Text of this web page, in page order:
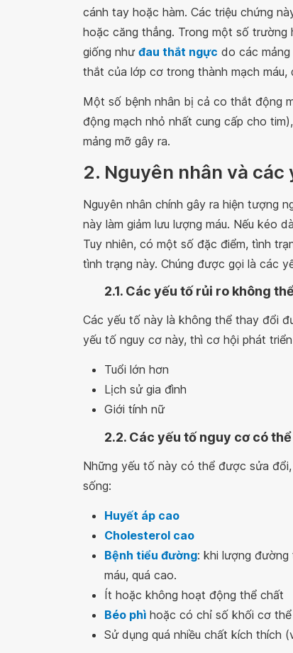
cánh tay hoặc hàm. Các triệu chứng
hoặc căng thẳng. Trong một số trường
giống như đau thắt ngực do các
thắt của lớp cơ trong thành mạch
Một số bệnh nhân bị cả co thắt động
động mạch nhỏ nhất cung cấp cho
mảng mỡ gây ra.
2. Nguyên nhân và
Nguyên nhân chính gây ra hiện tượng
này làm giảm lưu lượng máu. Nếu kéo
Tuy nhiên, có một số đặc điểm, tình
tình trạng này. Chúng được gọi là các
2.1. Các yếu tố rủi ro không
Các yếu tố này là không thể thay đổi
yếu tố nguy cơ này, thì cơ hội phát
Tuổi lớn hơn
Lịch sử gia đình
Giới tính nữ
2.2. Các yếu tố nguy cơ có
Những yếu tố này có thể được sửa
sống:
Huyết áp cao
Cholesterol cao
Bệnh tiểu đường: khi lượng
máu, quá cao.
Ít hoặc không hoạt động thể chất
Béo phì hoặc có chỉ số khối cơ
Sử dụng quá nhiều chất kích thích